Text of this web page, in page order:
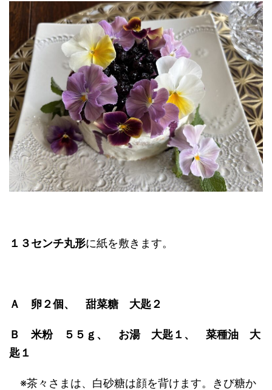
１３センチ丸形に紙を敷きます。
Ａ 卵２個、 甜菜糖 大匙２
Ｂ 米粉 ５５ｇ、 お湯 大匙１、 菜種油 大
匙１
※茶々さまは、白砂糖は顔を背けます。きび糖か